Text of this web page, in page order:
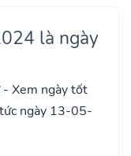
là ngày
Xem ngày tốt
ngày 13-05-